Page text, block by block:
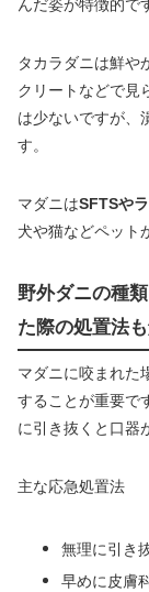
んだ姿が特徴的で
タカラダニは鮮や
クリートなどで見
は少ないですが、
す。
マダニはSFTSや
犬や猫などペット
野外ダニの種
た際の処置法
マダニに咬まれた
することが重要で
に引き抜くと口器
主な応急処置法
無理に引き
早めに皮膚